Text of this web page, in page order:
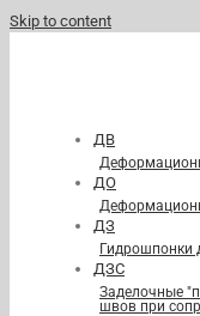
Skip to content
ДВ
ДО
ДЗ
Гидрошпонки
ДЗС
Заделочные
швов при